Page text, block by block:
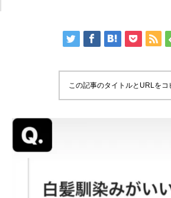
この記事のタイトルとURLをコ